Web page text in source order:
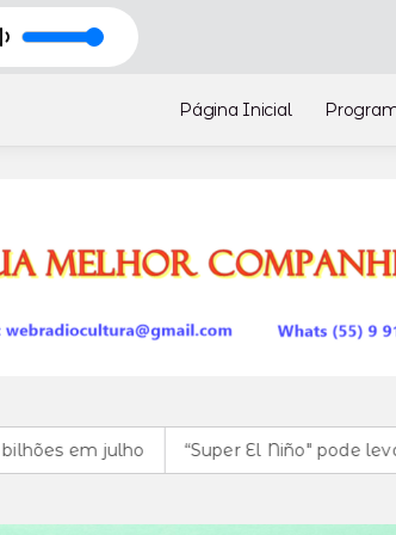
Página Inicial
“Super El Niño" pode levar quase 50